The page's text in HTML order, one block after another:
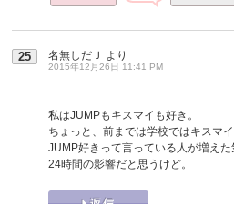
25 名無しだＪ より
2015年12月26日 11:41 PM
私はJUMPもキスマイも好き。
ちょっと、前までは学校ではキスマ
JUMP好きって言っている人が増えた
24時間の影響だと思うけど。